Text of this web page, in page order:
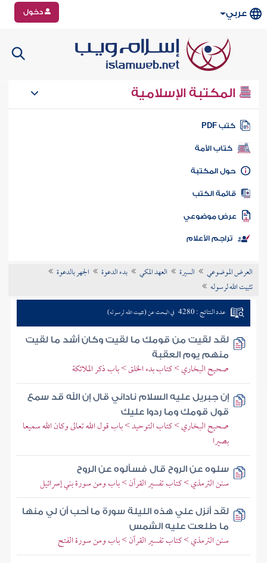
عربي دخول
المكتبة الإسلامية
كتب PDF
كتاب الأمة
المكتبة
الكتب
موضوعي
تراجم الأعلام
العرض الموضوعي السيرة العهد المكي بدء الدعوة
الجهر بالدعوة
تثبيت الله لرسوله
عدد النتائج : 4280 في البحث عن (تثبيت الله لرسوله)
لقد لقيت من قومك ما لقيت وكان أشد ما لقيت
منهم يوم العقبة
صحيح البخاري > كتاب بدء الخلق > باب ذكر الملائكة
إن جبريل عليه السلام ناداني قال إن الله قد سمع
قول قومك وما ردوا عليك
صحيح البخاري > كتاب التوحيد > باب قول الله تعالى وكان الله سميعا
بصيرا
سلوه عن الروح قال فسألوه عن الروح
سنن الترمذي > كتاب تفسير القرآن > باب ومن سورة بني إسرائيل
لقد أنزل علي هذه الليلة سورة ما أحب أن لي منها
ما طلعت عليه الشمس
سنن الترمذي > كتاب تفسير القرآن > باب ومن سورة الفتح